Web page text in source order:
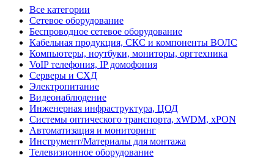
Все категории
Сетевое оборудование
Беспроводное сетевое оборудование
Кабельная продукция, СКС и компоненты ВОЛС
Компьютеры, ноутбуки, мониторы, оргтехника
VoIP телефония, IP домофония
Серверы и СХД
Электропитание
Видеонаблюдение
Инженерная инфраструктура, ЦОД
Системы оптического транспорта, xWDM, xPON
Автоматизация и мониторинг
Инструмент/Материалы для монтажа
Телевизионное оборудование